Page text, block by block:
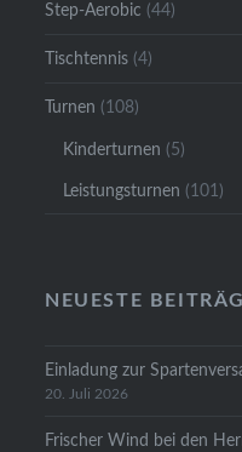
Step-Aerobic (44)
Tischtennis (4)
Turnen (108)
Kinderturnen (5)
Leistungsturnen (101)
NEUESTE
Einladung zur
20. Juli 2026
Frischer Wind bei den